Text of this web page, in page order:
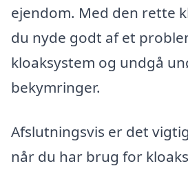
ejendom. Med den rette
du nyde godt af et
kloaksystem og undgå
bekymringer.
Afslutningsvis er det
når du har brug for